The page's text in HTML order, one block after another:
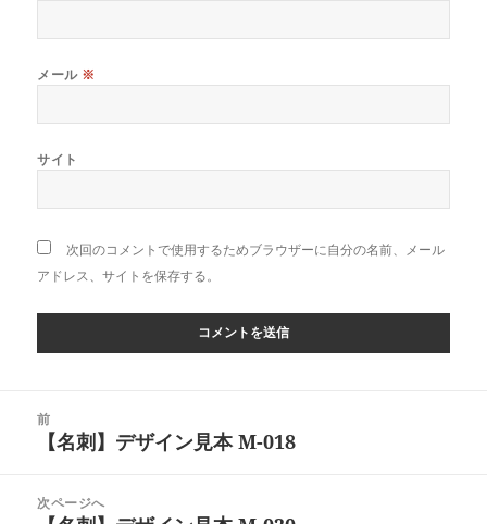
メール ※
サイト
次回のコメントで使用するためブラウザーに自分の名前、メール
アドレス、サイトを保存する。
前
前
投
【名刺】デザイン見本 M-018
次ページへ